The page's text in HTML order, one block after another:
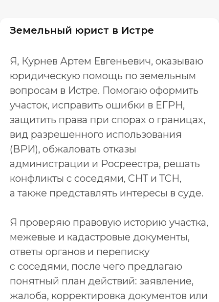
Земельный юрист в Истре
Я, Курнев Артем Евгеньевич, оказываю
юридическую помощь по земельным
вопросам в Истре. Помогаю оформить
участок, исправить ошибки в ЕГРН,
защитить права при спорах о границах,
вид разрешенного использования
(ВРИ), обжаловать отказы
администрации и Росреестра, решать
конфликты с соседями, СНТ и ТСН,
а также представлять интересы в суде.
Я проверяю правовую историю участка,
межевые и кадастровые документы,
ответы органов и переписку
с соседями, после чего предлагаю
понятный план действий: заявление,
жалоба, корректировка документов или